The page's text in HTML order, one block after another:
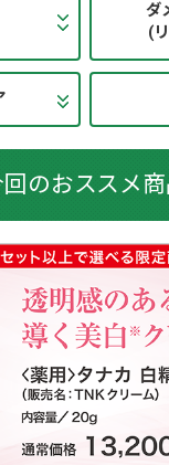
ダ
(
回のおススメ商